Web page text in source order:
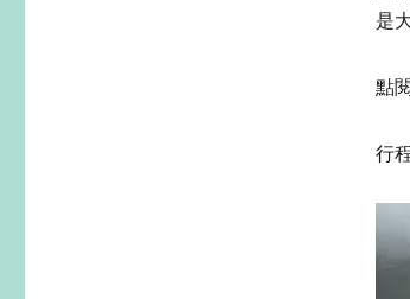
是
點
行